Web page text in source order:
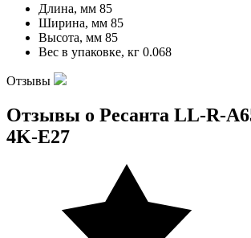
Длина, мм 85
Ширина, мм 85
Высота, мм 85
Вес в упаковке, кг 0.068
Отзывы
Отзывы о Ресанта LL-R-
4K-E27